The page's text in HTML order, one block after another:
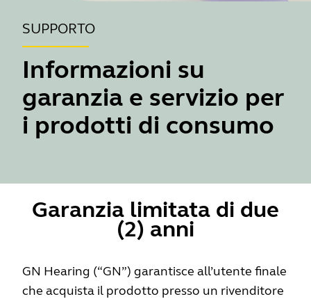
SUPPORTO
Informazioni su
garanzia e servizio per
i prodotti di consumo
Garanzia limitata di due
(2) anni
GN Hearing (“GN”) garantisce all’utente finale
che acquista il prodotto presso un rivenditore